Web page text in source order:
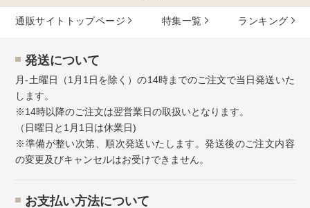
通販サイトトップページ 特集⼀覧 ランキング
発送について
月-土曜日（1月1日を除く）の14時までのご注文で当日発送いた
します。
※14時以降のご注文は翌営業日の取扱いとなります。
（日曜日と1月1日は休業日)
※準備が整い次第、順次発送いたします。発送後のご注文内容
の変更及びキャンセルはお受けできません。
お⽀払い⽅法について